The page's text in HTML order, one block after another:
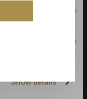
Show details